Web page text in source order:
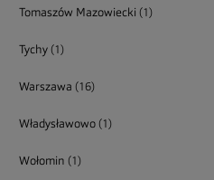
Tomaszów Mazowiecki (1)
Tychy(1)
Warszawa (16)
Władysławowo(1)
Wołomin (1)